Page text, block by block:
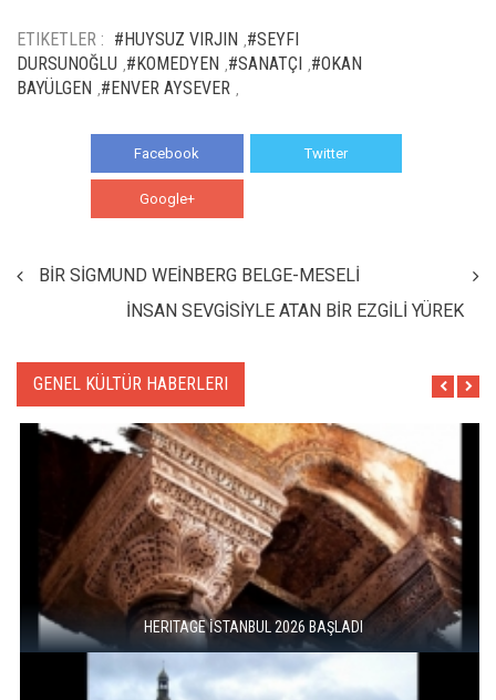
ETIKETLER : #HUYSUZ VIRJIN #SEYFI
DURSUNOĞLU #KOMEDYEN #SANATÇI #OKAN
BAYÜLGEN #ENVER AYSEVER
Facebook Twitter
Google+
BİR SİGMUND WEİNBERG BELGE-MESELİ
İNSAN SEVGİSİYLE ATAN BİR EZGİLİ YÜREK
GENEL KÜLTÜR HABERLERI
HERITAGE İSTANBUL 2026 BAŞLADI